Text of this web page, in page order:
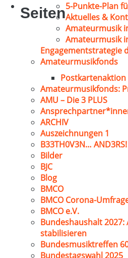
Seiten5-Punkte-Plan
Aktuelles &
Amateurmusik
Amateurmusik
Engagementstrategie
Amateurmusikfonds
Postkartenaktion
Amateurmusikfonds:
AMU – Die 3 PLUS
ARCHIV
Auszeichnungen 1
B33TH0V3N…
Bilder
BJC
Blog
BMCO
BMCO Corona-
BMCO e.V.
Bundeshaushalt
stabilisieren
Bundesmusiktreffen
Bundestagswahl 2025